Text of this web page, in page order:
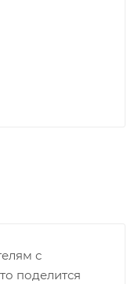
с
поделится